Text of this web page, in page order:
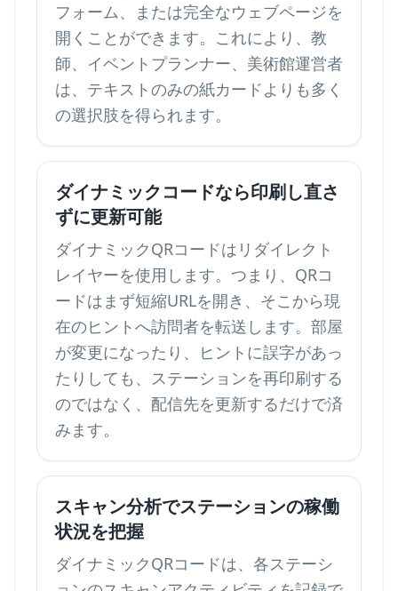
フォーム、または完全なウェブページを
開くことができます。これにより、教
師、イベントプランナー、美術館運営者
は、テキストのみの紙カードよりも多く
の選択肢を得られます。
ダイナミックコードなら印刷し直さ
ずに更新可能
ダイナミックQRコードはリダイレクト
レイヤーを使用します。つまり、QRコ
ードはまず短縮URLを開き、そこから現
在のヒントへ訪問者を転送します。部屋
が変更になったり、ヒントに誤字があっ
たりしても、ステーションを再印刷する
のではなく、配信先を更新するだけで済
みます。
スキャン分析でステーションの稼働
状況を把握
ダイナミックQRコードは、各ステーシ